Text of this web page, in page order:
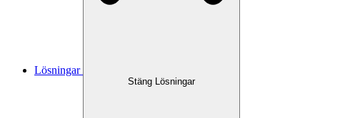
Lösningar
Stäng Lösningar